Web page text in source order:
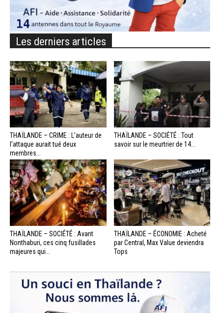
Les derniers articles
THAÏLANDE – CRIME : L’auteur de
l’attaque aurait tué deux
membres...
THAÏLANDE – SOCIÉTÉ : Tout
savoir sur le meurtrier de 14...
THAÏLANDE – SOCIÉTÉ : Avant
Nonthaburi, ces cinq fusillades
majeures qui...
THAÏLANDE – ÉCONOMIE : Acheté
par Central, Max Value deviendra
Tops